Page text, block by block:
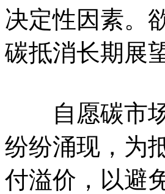
决定性因素。
碳抵消长期展
自愿碳市场
纷纷涌现，为
付溢价，以避